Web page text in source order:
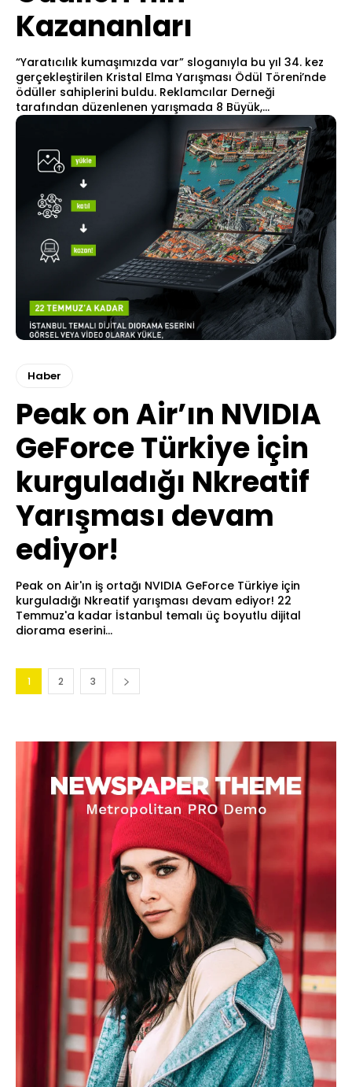
Kazananları
“Yaratıcılık kumaşımızda var” sloganıyla bu yıl 34. kez
gerçekleştirilen Kristal Elma Yarışması Ödül Töreni’nde
ödüller sahiplerini buldu. Reklamcılar Derneği
tarafından düzenlenen yarışmada 8 Büyük,...
Haber
Peak on Air’ın NVIDIA
GeForce Türkiye için
kurguladığı Nkreatif
Yarışması devam
ediyor!
Peak on Air'ın iş ortağı NVIDIA GeForce Türkiye için
kurguladığı Nkreatif yarışması devam ediyor! 22
Temmuz'a kadar İstanbul temalı üç boyutlu dijital
diorama eserini...
1 2 3